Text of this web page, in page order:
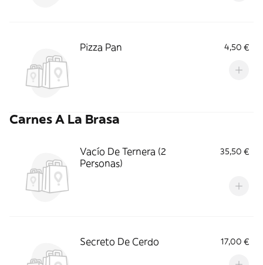
Pizza Pan 4,50 €
Carnes A La Brasa
Vacío De Ternera (2
Personas)
35,50 €
Secreto De Cerdo 17,00 €